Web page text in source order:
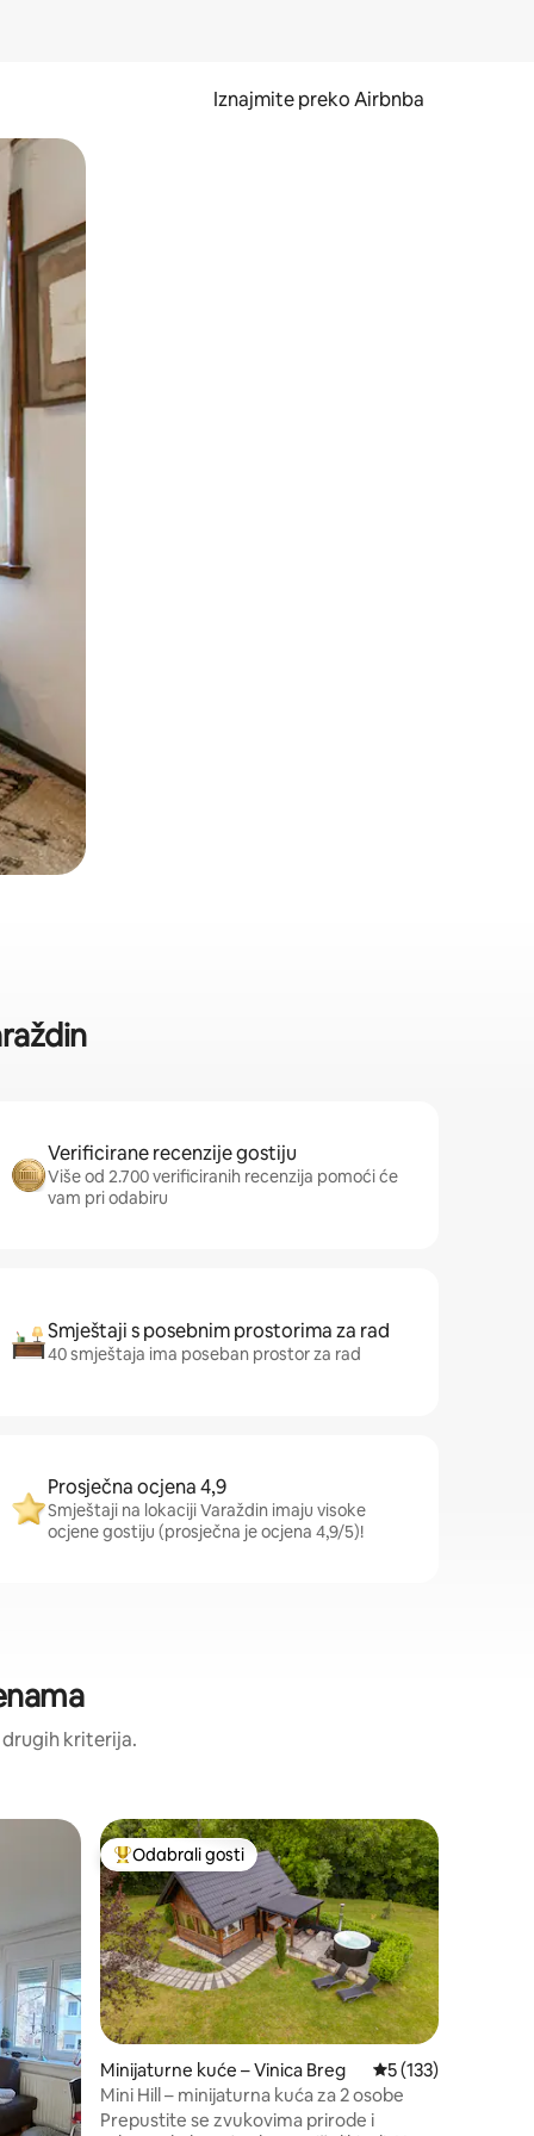
Iznajmite preko Airbnba
prstom po zaslonu.
Verificirane recenzije gostiju
Više od 2.700 verificiranih recenzija pomoći će
vam pri odabiru
Smještaji s posebnim prostorima za rad
40 smještaja ima poseban prostor za rad
Prosječna ocjena 4,9
Smještaji na lokaciji Varaždin imaju visoke
ocjene gostiju (prosječna je ocjena 4,9/5)!
drugih kriterija.
„Odabrali gosti”Među najviše rangiranima s oznakom „Odabrali gosti”
Odabrali gosti
Minijaturne kuće – Vinica Breg Prosječna ocjena:
5 (133)
Mini Hill – minijaturna kuća za 2 osobe
Prepustite se zvukovima prirode i